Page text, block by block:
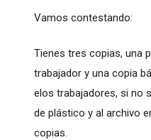
Vamos contestando:
Tienes tres copias, una
trabajador y una copia
elos trabajadores, si no
de plástico y al archivo
copias.